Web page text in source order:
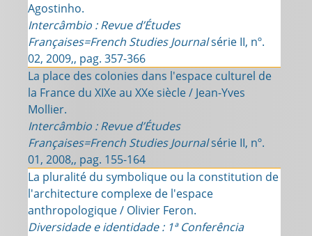
Agostinho.
Intercâmbio : Revue d’Études
Françaises=French Studies Journalsérie II, nº.
02, 2009,, pag. 357-366
La place des colonies dans l'espace culturel de
la France du XIXe au XXe siècle / Jean-Yves
Mollier.
Intercâmbio : Revue d’Études
Françaises=French Studies Journalsérie II, nº.
01, 2008,, pag. 155-164
La pluralité du symbolique ou la constitution de
l'architecture complexe de l'espace
anthropologique / Olivier Feron.
Diversidade e identidade : 1ª Conferência